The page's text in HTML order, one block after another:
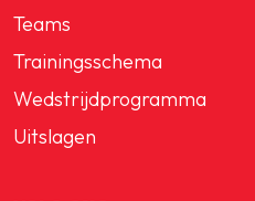
Teams
Trainingsschema
Wedstrijdprogramma
Uitslagen